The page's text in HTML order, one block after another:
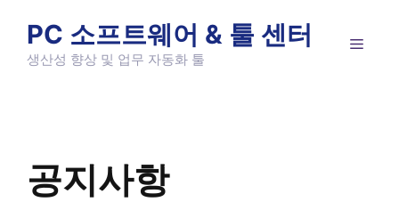
content
PC 소프트웨어 & 툴 센터
생산성 향상 및 업무 자동화 툴
공지사항